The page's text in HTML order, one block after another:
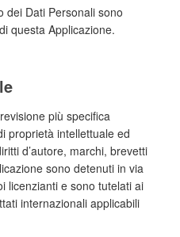
dei Dati Personali sono
questa Applicazione.
più specifica
proprietà intellettuale ed
d’autore, marchi, brevetti
sono detenuti in via
licenzianti e sono tutelati ai
internazionali applicabili